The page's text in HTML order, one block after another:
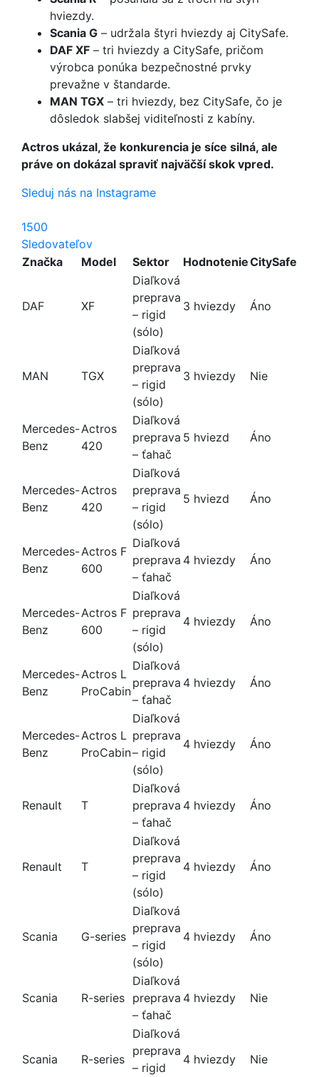
hviezdy.
Scania G – udržala štyri hviezdy aj CitySafe.
DAF XF – tri hviezdy a CitySafe, pričom
výrobca ponúka bezpečnostné prvky
prevažne v štandarde.
MAN TGX – tri hviezdy, bez CitySafe, čo je
dôsledok slabšej viditeľnosti z kabíny.
Actros ukázal, že konkurencia je síce silná, ale
práve on dokázal spraviť najväčší skok vpred.
Sleduj nás na Instagrame
1500
Sledovateľov
Značka
Model Sektor HodnotenieCitySafe
DAF XF
Diaľková
preprava
– rigid
(sólo)
3 hviezdy Áno
MAN TGX
Diaľková
preprava
– rigid
(sólo)
3 hviezdy Nie
Mercedes-
Benz
Actros
420
Diaľková
preprava
– ťahač
5 hviezd Áno
Mercedes-
Benz
Actros
420
Diaľková
preprava
– rigid
(sólo)
5 hviezd Áno
Mercedes-
Benz
Actros F
600
Diaľková
preprava
– ťahač
4 hviezdy Áno
Mercedes-
Benz
Actros F
600
Diaľková
preprava
– rigid
(sólo)
4 hviezdy Áno
Mercedes-
Benz
Actros L
ProCabin
Diaľková
preprava
– ťahač
4 hviezdy Áno
Mercedes-
Benz
Actros L
ProCabin
Diaľková
preprava
– rigid
(sólo)
4 hviezdy Áno
Renault T
Diaľková
preprava
– ťahač
4 hviezdy Áno
Renault T
Diaľková
preprava
– rigid
(sólo)
4 hviezdy Áno
Scania G-series
Diaľková
preprava
– rigid
(sólo)
4 hviezdy Áno
Scania R-series
Diaľková
preprava
– ťahač
4 hviezdy Nie
Scania R-series
Diaľková
preprava
– rigid
4 hviezdy Nie